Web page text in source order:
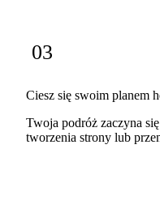
03
Ciesz się swoim planem
Twoja podróż zaczyna
tworzenia strony lub